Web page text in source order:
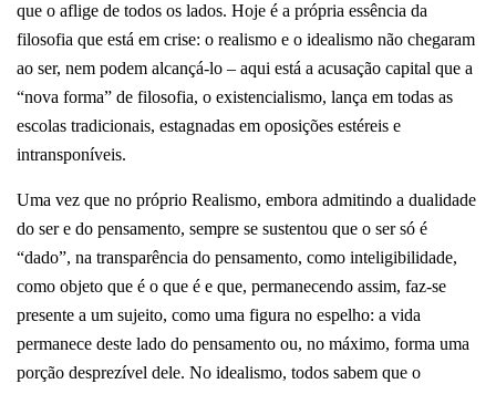
que o aflige de todos os lados. Hoje é a própria essência da
filosofia que está em crise: o realismo e o idealismo não chegaram
ao ser, nem podem alcançá-lo – aqui está a acusação capital que a
“nova forma” de filosofia, o existencialismo, lança em todas as
escolas tradicionais, estagnadas em oposições estéreis e
intransponíveis.
Uma vez que no próprio Realismo, embora admitindo a dualidade
do ser e do pensamento, sempre se sustentou que o ser só é
“dado”, na transparência do pensamento, como inteligibilidade,
como objeto que é o que é e que, permanecendo assim, faz-se
presente a um sujeito, como uma figura no espelho: a vida
permanece deste lado do pensamento ou, no máximo, forma uma
porção desprezível dele. No idealismo, todos sabem que o